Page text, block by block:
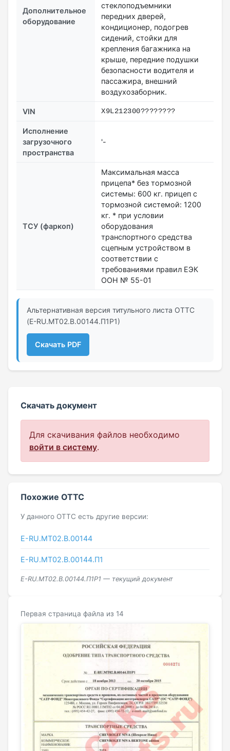
Дополнительное
оборудование
стеклоподъемники
передних дверей,
кондиционер, подогрев
сидений, стойки для
крепления багажника на
крыше, передние подушки
безопасности водителя и
пассажира, внешний
воздухозаборник.
VIN X9L212300????????
Исполнение
загрузочного
пространства
'-
ТСУ (фаркоп)
Максимальная масса
прицепа* без тормозной
системы: 600 кг. прицеп с
тормозной системой: 1200
кг. * при условии
оборудования
транспортного средства
сцепным устройством в
соответствии с
требованиями правил ЕЭК
ООН № 55-01
Альтернативная версия титульного листа ОТТС
(E-RU.MT02.B.00144.П1Р1)
Скачать PDF
Скачать документ
Для скачивания файлов необходимо
войти в систему.
Похожие ОТТС
У данного ОТТС есть другие версии:
E-RU.MT02.B.00144
E-RU.МТ02.B.00144.П1
E-RU.MT02.B.00144.П1Р1 — текущий документ
Первая страница файла из 14